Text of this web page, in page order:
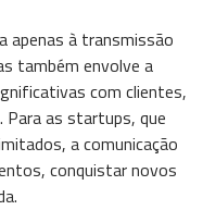
apenas à transmissão
também envolve a
com clientes,
Para as startups, que
a comunicação
conquistar novos